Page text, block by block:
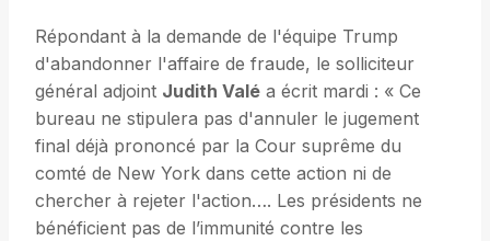
Répondant à la demande de l'équipe Trump
d'abandonner l'affaire de fraude, le solliciteur
général adjoint Judith Valé a écrit mardi : « Ce
bureau ne stipulera pas d'annuler le jugement
final déjà prononcé par la Cour suprême du
comté de New York dans cette action ni de
chercher à rejeter l'action…. Les présidents ne
bénéficient pas de l’immunité contre les